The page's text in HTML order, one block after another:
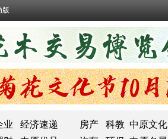
版
业 经济速递 房产 科教 中原文化